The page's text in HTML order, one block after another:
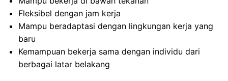
Fleksibel dengan jam kerja
Mampu beradaptasi dengan lingkungan kerja yang
baru
Kemampuan bekerja sama dengan individu dari
berbagai latar belakang